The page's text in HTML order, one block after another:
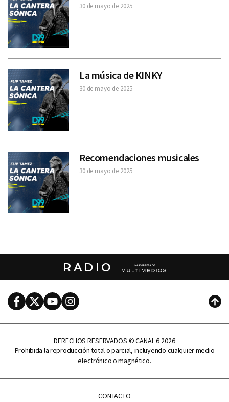
30 de mayo de 2025
La música de KINKY
30 de mayo de 2025
Recomendaciones musicales
30 de mayo de 2025
RADIO
FacebookTwitterYoutubeInstagram
DERECHOS RESERVADOS © CANAL 6 2026
Prohibida la reproducción total o parcial, incluyendo cualquier medio
electrónico o magnético.
CONTACTO